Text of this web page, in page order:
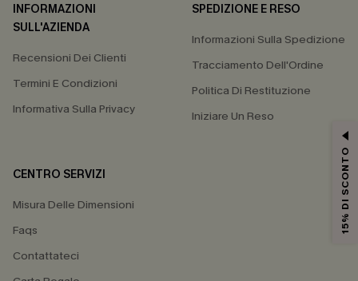
INFORMAZIONI
SULL'AZIENDA
Recensioni Dei Clienti
Termini E Condizioni
Informativa Sulla Privacy
SPEDIZIONE E RESO
Informazioni Sulla Spedizione
Tracciamento Dell'Ordine
Politica Di Restituzione
Iniziare Un Reso
CENTRO SERVIZI
Misura Delle Dimensioni
Faqs
Contattateci
15% DI SCONTO